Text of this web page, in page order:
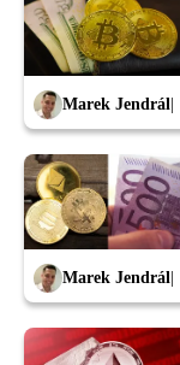
Marek Jendrál
Marek Jendrál